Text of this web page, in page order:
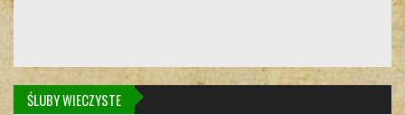
ŚLUBY WIECZYSTE